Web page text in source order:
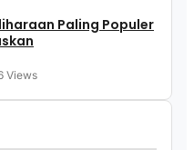
Paling Populer
Views